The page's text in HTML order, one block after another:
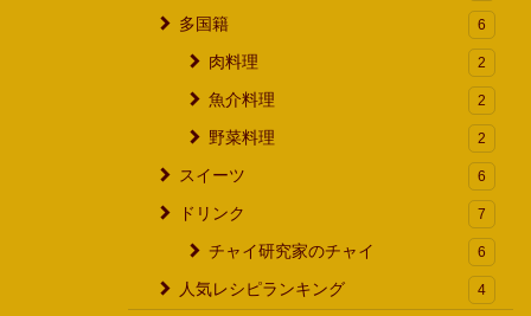
多国籍 6
肉料理 2
魚介料理 2
野菜料理 2
スイーツ 6
ドリンク 7
チャイ研究家のチャイ 6
人気レシピランキング 4